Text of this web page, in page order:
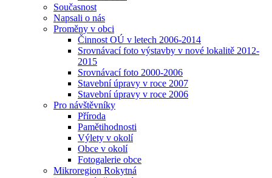
Současnost
Napsali o nás
Proměny v obci
Činnost OÚ v letech 2006-2014
Srovnávací foto výstavby v nové lokalitě 2012-
2015
Srovnávací foto 2000-2006
Stavební úpravy v roce 2007
Stavební úpravy v roce 2006
Pro návštěvníky
Příroda
Pamětihodnosti
Výlety v okolí
Obce v okolí
Fotogalerie obce
Mikroregion Rokytná